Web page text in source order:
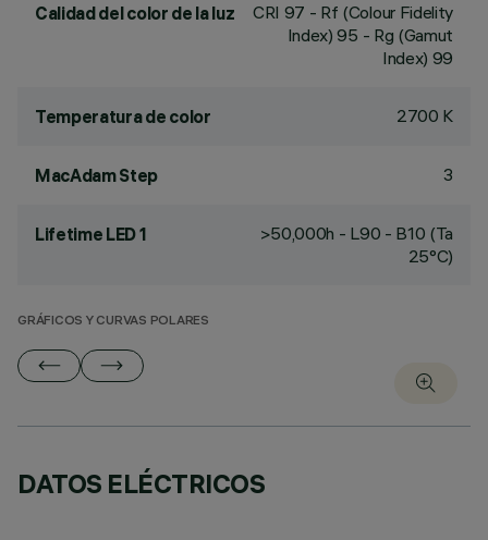
Calidad del color de la luz CRI 97 - Rf (Colour Fidelity
Index) 95 - Rg (Gamut
Index) 99
Temperatura de color 2700 K
MacAdam Step 3
Lifetime LED 1
>50,000h - L90 - B10 (Ta
25°C)
GRÁFICOS Y CURVAS POLARES
DATOS ELÉCTRICOS